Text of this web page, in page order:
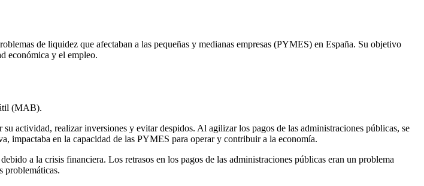
de liquidez que afectaban a las pequeñas y medianas empresas (PYMES) en España. Su objetivo
económica y el empleo.
(MAB).
actividad, realizar inversiones y evitar despidos. Al agilizar los pagos de las administraciones públicas, se
impactaba en la capacidad de las PYMES para operar y contribuir a la economía.
a la crisis financiera. Los retrasos en los pagos de las administraciones públicas eran un problema
problemáticas.